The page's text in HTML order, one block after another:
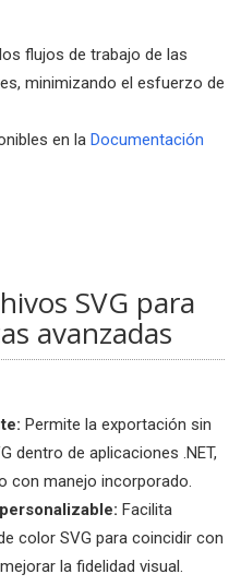
flujos de trabajo de las
minimizando el esfuerzo de
en la Documentación
SVG para
avanzadas
Permite la exportación sin
dentro de aplicaciones .NET,
con manejo incorporado.
Facilita
color SVG para coincidir con
la fidelidad visual.